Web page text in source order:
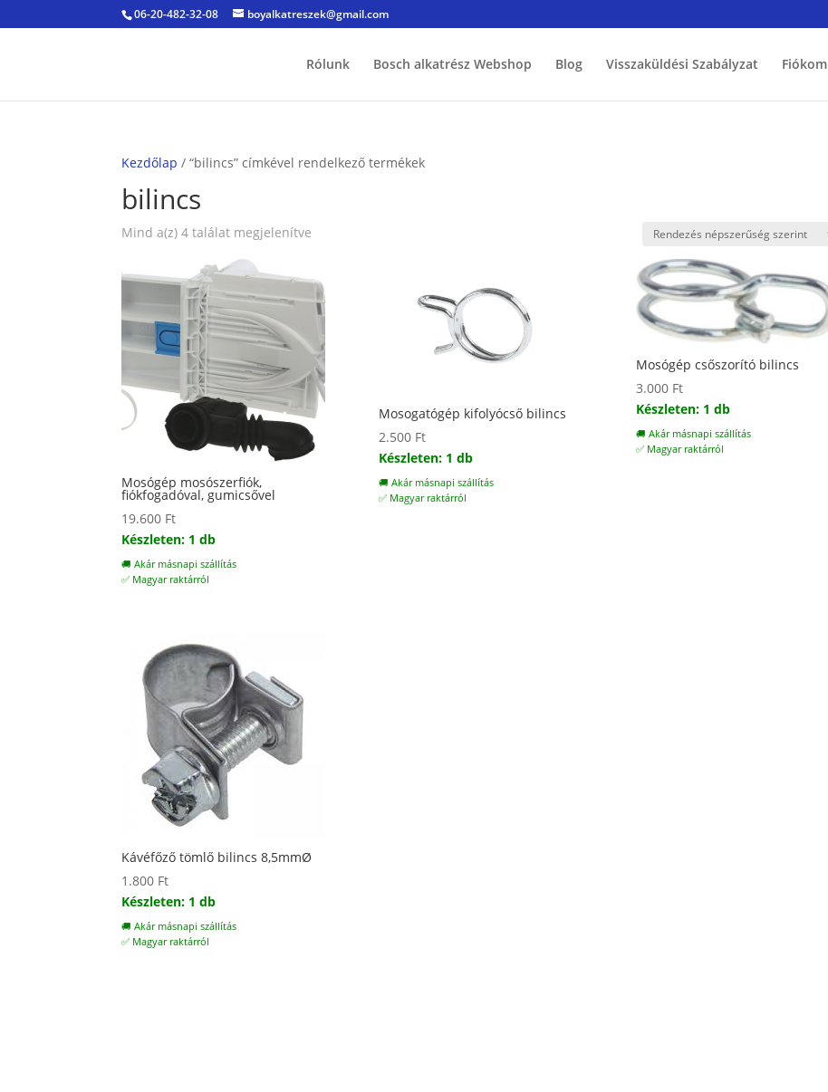
06-20-482-32-08 boyalkatreszek@gmail.com
Rólunk Bosch alkatrész Webshop Blog Visszaküldési Szabályzat Fiókom
Kezdőlap / “bilincs” címkével rendelkező termékek
bilincs
Mind a(z) 4 találat megjelenítve
Mosógép mosószerfiók,
fiókfogadóval, gumicsővel
19.600 Ft
Készleten: 1 db
🚚 Akár másnapi szállítás
✅ Magyar raktárról
Mosogatógép kifolyócső bilincs
2.500 Ft
Készleten: 1 db
🚚 Akár másnapi szállítás
✅ Magyar raktárról
Mosógép csőszorító bilincs
3.000 Ft
Készleten: 1 db
🚚 Akár másnapi szállítás
✅ Magyar raktárról
Kávéfőző tömlő bilincs 8,5mmØ
1.800 Ft
Készleten: 1 db
🚚 Akár másnapi szállítás
✅ Magyar raktárról